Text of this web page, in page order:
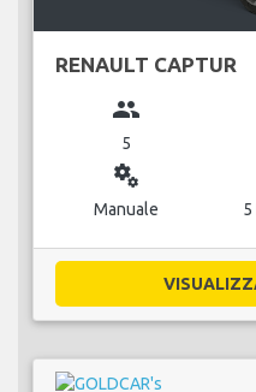
RENAULT CAPTUR
group
5
miscellaneous_services
Manuale 5